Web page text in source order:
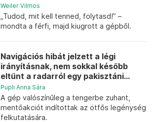
Weiler Vilmos
„Tudod, mit kell tenned, folytasd!” –
mondta a férfi, majd kiugrott a gépből.
Navigációs hibát jelzett a légi
irányításnak, nem sokkal később
eltűnt a radarról egy pakisztáni...
Pupli Anna Sára
A gép valószínűleg a tengerbe zuhant,
mentőakciót indítottak az ötfős legénység
felkutatására.